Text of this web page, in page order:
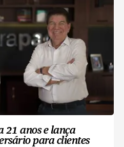
21 anos e lança
para clientes